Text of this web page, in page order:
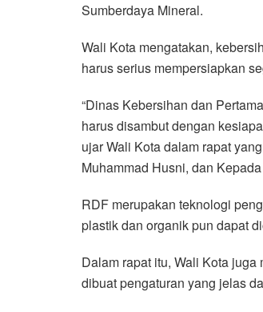
Sumberdaya Mineral.
Wali Kota mengatakan,
harus serius mempersiapkan
“Dinas Kebersihan dan
harus disambut dengan
ujar Wali Kota dalam rapat
Muhammad Husni, dan
RDF merupakan teknologi
plastik dan organik pun dapat
Dalam rapat itu, Wali Kota
dibuat pengaturan yang jelas